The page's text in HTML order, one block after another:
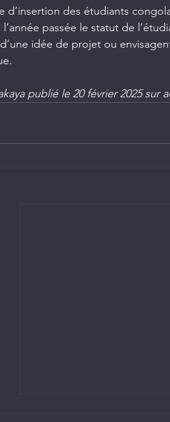
d’insertion des étudiants
passée le statut de
idée de projet ou
publié le 20 février 2025 sur